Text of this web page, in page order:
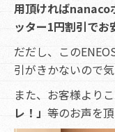
用頂ければnanaco
ッター1円割引でお
だだし、この
引がきかないので
また、お客様より
レ！」 等のお声を頂